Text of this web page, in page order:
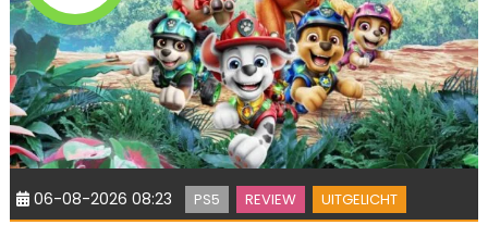
06-08-2026 08:23 PS5 REVIEW UITGELICHT